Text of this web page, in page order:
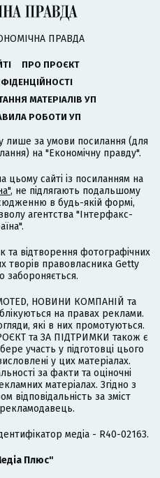
ПРАВДА
ПРО ПРОЄКТ
МАТЕРІАЛІВ УП
РОБОТИ УП
лише за умови посилання (для
на "Економічну правду".
цьому сайті із посиланням на
, не підлягають подальшому
в будь-якій формі,
агентства "Інтерфакс-
та відтворення фотографічних
творів правовласника Getty
забороняється.
НОВИНИ КОМПАНІЙ та
на правах реклами.
які в них промотуються.
та ЗА ПІДТРИМКИ також є
участь у підготовці цього
у цих матеріалах.
за факти та оціночні
матеріалах. Згідно з
відповідальність за зміст
медіа - R40-02163.
Плюс"